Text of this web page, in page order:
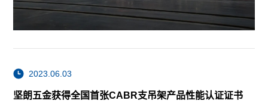
2023.06.03
坚朗五金获得全国首张CABR支吊架产品性能认证证书